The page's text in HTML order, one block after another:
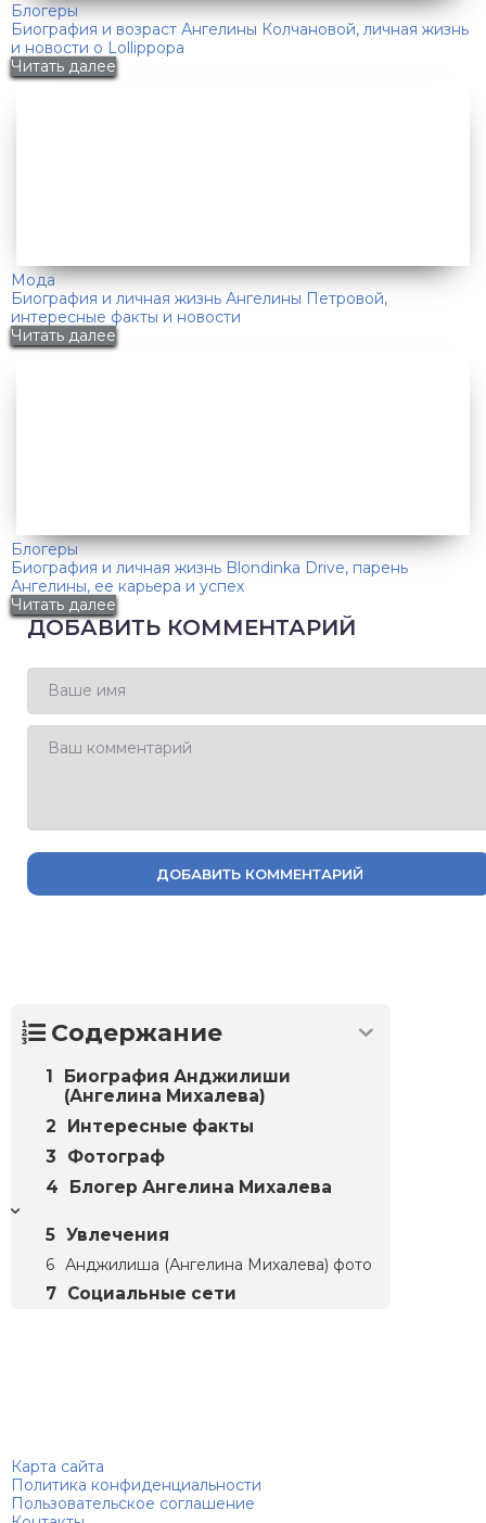
Блогеры
Биография и возраст Ангелины Колчановой, личная жизнь
и новости о Lollippopa
Читать далее
Мода
Биография и личная жизнь Ангелины Петровой,
интересные факты и новости
Читать далее
Блогеры
Биография и личная жизнь Blondinka Drive, парень
Ангелины, ее карьера и успех
Читать далее
ДОБАВИТЬ КОММЕНТАРИЙ
ДОБАВИТЬ КОММЕНТАРИЙ
Содержание
Биография Анджилиши
(Ангелина Михалева)
Интересные факты
Фотограф
Блогер Ангелина Михалева
Увлечения
Анджилиша (Ангелина Михалева) фото
Социальные сети
Карта сайта
Политика конфиденциальности
Пользовательское соглашение